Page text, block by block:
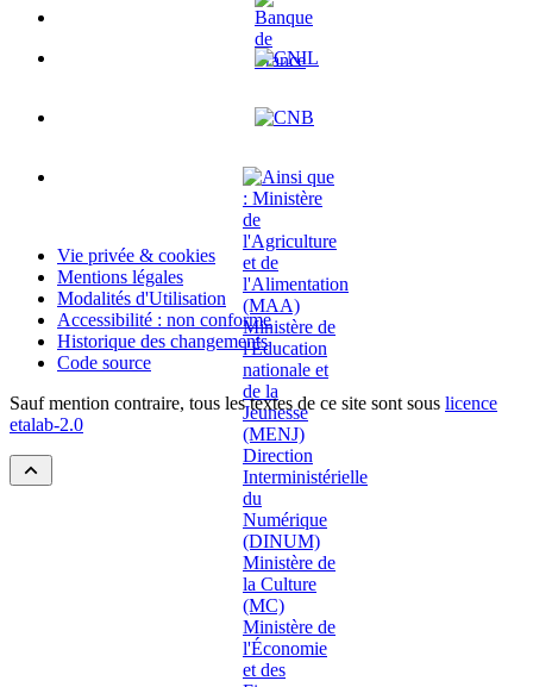
Vie privée & cookies
Mentions légales
Modalités d'Utilisation
Accessibilité : non conforme
Historique des changements
Code source
Sauf mention contraire, tous les textes de ce site sont sous licence
etalab-2.0